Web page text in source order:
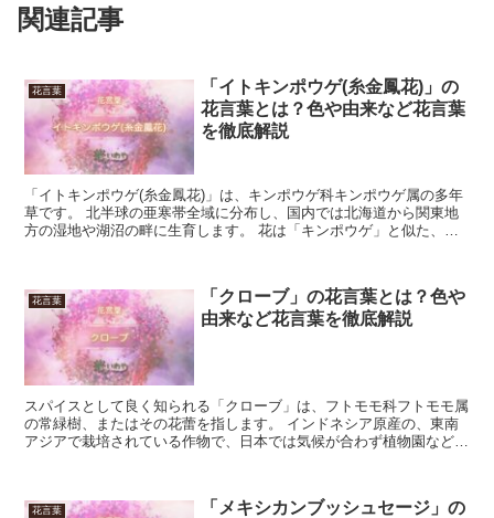
関連記事
花言葉
「イトキンポウゲ(糸金鳳花)」の
花言葉とは？色や由来など花言葉
を徹底解説
「イトキンポウゲ(糸金鳳花)」は、キンポウゲ科キンポウゲ属の多年
草です。 北半球の亜寒帯全域に分布し、国内では北海道から関東地
方の湿地や湖沼の畔に生育します。 花は「キンポウゲ」と似た、光
花言葉
「クローブ」の花言葉とは？色や
由来など花言葉を徹底解説
スパイスとして良く知られる「クローブ」は、フトモモ科フトモモ属
の常緑樹、またはその花蕾を指します。 インドネシア原産の、東南
アジアで栽培されている作物で、日本では気候が合わず植物園などで
花言葉
「メキシカンブッシュセージ」の